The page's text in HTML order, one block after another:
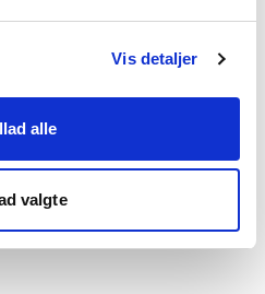
Vis detaljer
alle
valgte